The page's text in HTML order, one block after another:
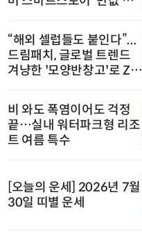
“해외 셀럽들도 붙인다”...
드림패치, 글로벌 트렌드
겨냥한 '모양반창고'로 Z세
비 와도 폭염이어도 걱정
끝…실내 워터파크형 리조
트 여름 특수
[오늘의 운세] 2026년 7월
30일 띠별 운세